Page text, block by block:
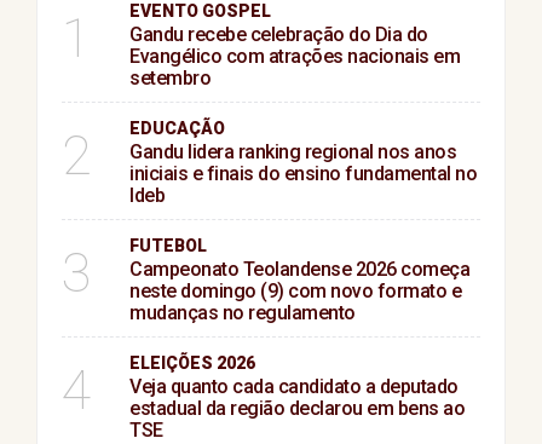
1 EVENTO GOSPEL
Gandu recebe celebração do Dia do
Evangélico com atrações nacionais em
setembro
2 EDUCAÇÃO
Gandu lidera ranking regional nos anos
iniciais e finais do ensino fundamental no
Ideb
3 FUTEBOL
Campeonato Teolandense 2026 começa
neste domingo (9) com novo formato e
mudanças no regulamento
4 ELEIÇÕES 2026
Veja quanto cada candidato a deputado
estadual da região declarou em bens ao
TSE